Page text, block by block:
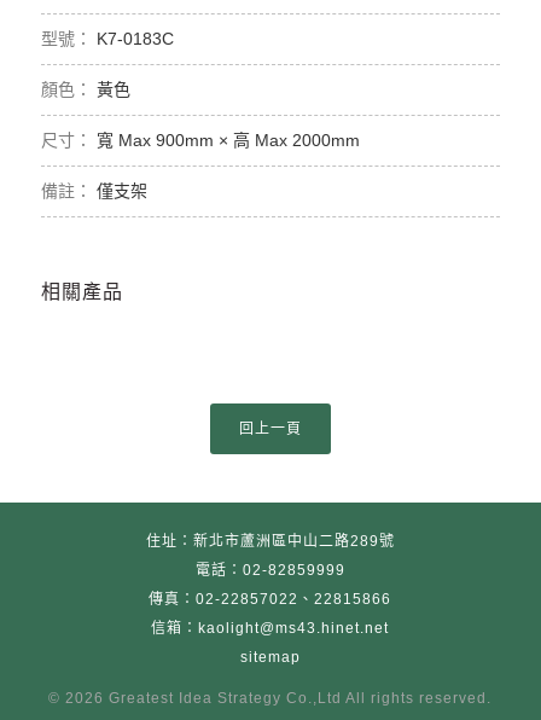
K7-0183C
黃色
寬 Max 900mm × 高 Max 2000mm
僅支架
相關產品
住址：新北市蘆洲區中山二路289號
電話：02-82859999
傳真：02-22857022、22815866
信箱：kaolight@ms43.hinet.net
sitemap
© 2026 Greatest Idea Strategy Co .,Ltd All rights reserved.